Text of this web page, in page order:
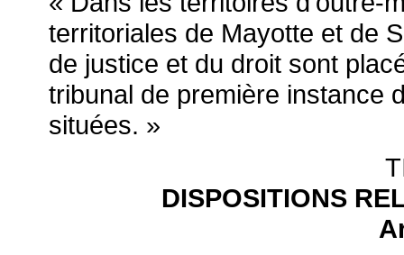
territoriales de Mayotte et de
de justice et du droit sont
tribunal de première instance
situées. »
DISPOSITIONS